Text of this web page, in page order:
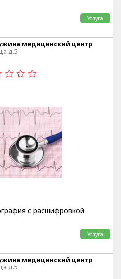
Услуга
медицинский центр
д.5
с расшифровкой
Услуга
медицинский центр
д.5